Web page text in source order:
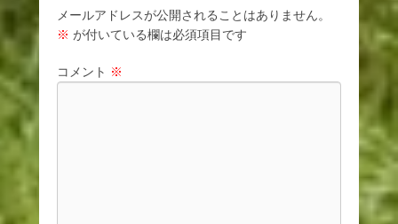
メールアドレスが公開されることはありません。
※ が付いている欄は必須項目です
コメント ※